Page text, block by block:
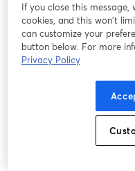
- Hôtel Lou Calen, Jean-
- Hôtel Les Roches
développement
- Hôtel Le Negresco,
Ingénierie de la Qualité
If you close this message,
cookies, and this won’t
can customize your
button below. For more
Privacy Policy